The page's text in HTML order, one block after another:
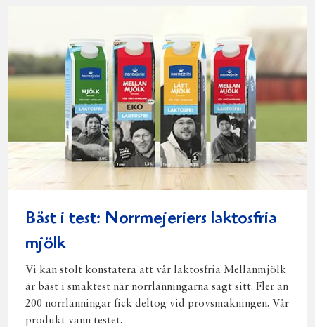
Bäst i test: Norrmejeriers laktosfria
mjölk
Vi kan stolt konstatera att vår laktosfria Mellanmjölk
är bäst i smaktest när norrlänningarna sagt sitt. Fler än
200 norrlänningar fick deltog vid provsmakningen. Vår
produkt vann testet.